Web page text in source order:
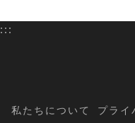
:::
私たちについて プライ